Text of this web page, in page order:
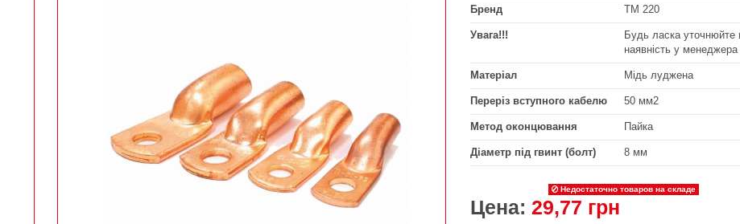
Бренд ТМ 220
Увага!!!
Будь ласка уточнюйте
наявність у менеджера
Матеріал Мідь луджена
Переріз вступного кабелю 50 мм2
Метод оконцювання Пайка
Діаметр під гвинт (болт) 8 мм
Недостаточно товаров на складе
Цена: 29,77 грн